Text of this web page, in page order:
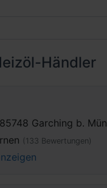
Händler
Garching b.
(133 Bewertungen)